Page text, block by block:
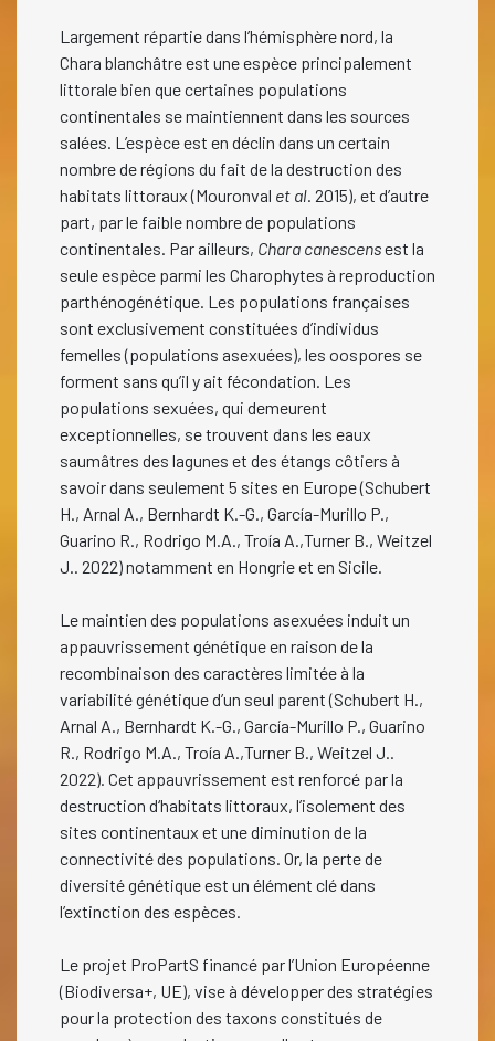
Largement répartie dans l’hémisphère nord, la
Chara blanchâtre est une espèce principalement
littorale bien que certaines populations
continentales se maintiennent dans les sources
salées. L’espèce est en déclin dans un certain
nombre de régions du fait de la destruction des
habitats littoraux (Mouronval et al. 2015), et d’autre
part, par le faible nombre de populations
continentales. Par ailleurs, Chara canescensest la
seule espèce parmi les Charophytes à reproduction
parthénogénétique. Les populations françaises
sont exclusivement constituées d’individus
femelles (populations asexuées), les oospores se
forment sans qu’il y ait fécondation. Les
populations sexuées, qui demeurent
exceptionnelles, se trouvent dans les eaux
saumâtres des lagunes et des étangs côtiers à
savoir dans seulement 5 sites en Europe (Schubert
H., Arnal A., Bernhardt K.-G., García-Murillo P.,
Guarino R., Rodrigo M.A., Troía A.,Turner B., Weitzel
J.. 2022) notamment en Hongrie et en Sicile.
Le maintien des populations asexuées induit un
appauvrissement génétique en raison de la
recombinaison des caractères limitée à la
variabilité génétique d’un seul parent (Schubert H.,
Arnal A., Bernhardt K.-G., García-Murillo P., Guarino
R., Rodrigo M.A., Troía A.,Turner B., Weitzel J..
2022). Cet appauvrissement est renforcé par la
destruction d‘habitats littoraux, l’isolement des
sites continentaux et une diminution de la
connectivité des populations. Or, la perte de
diversité génétique est un élément clé dans
l’extinction des espèces.
Le projet ProPartS financé par l’Union Européenne
(Biodiversa+, UE), vise à développer des stratégies
pour la protection des taxons constitués de